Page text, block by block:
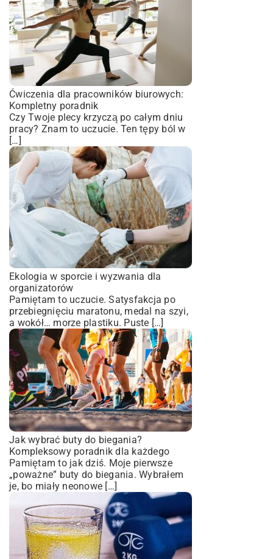
Ćwiczenia dla pracowników biurowych:
Kompletny poradnik
Czy Twoje plecy krzyczą po całym dniu
pracy? Znam to uczucie. Ten tępy ból w
[…]
Ekologia w sporcie i wyzwania dla
organizatorów
Pamiętam to uczucie. Satysfakcja po
przebiegnięciu maratonu, medal na szyi,
a wokół… morze plastiku. Puste […]
Jak wybrać buty do biegania?
Kompleksowy poradnik dla każdego
Pamiętam to jak dziś. Moje pierwsze
„poważne” buty do biegania. Wybrałem
je, bo miały neonowe […]